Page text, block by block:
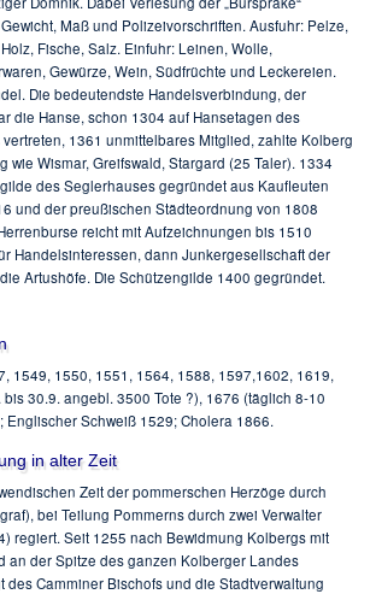
Maß und Polizeivorschriften. Ausfuhr: Pelze,
Fische, Salz. Einfuhr: Leinen, Wolle,
Gewürze, Wein, Südfrüchte und Leckereien.
Die bedeutendste Handelsverbindung, der
die Hanse, schon 1304 auf Hansetagen des
1361 unmittelbares Mitglied, zahlte Kolberg
wie Wismar, Greifswald, Stargard (25 Taler). 1334
des Seglerhauses gegründet aus Kaufleuten
und der preußischen Städteordnung von 1808
reicht mit Aufzeichnungen bis 1510
Handelsinteressen, dann Junkergesellschaft der
Artushöfe. Die Schützengilde 1400 gegründet.
1549, 1550, 1551, 1564, 1588, 1597,1602, 1619,
30.9. angebl. 3500 Tote ?), 1676 (täglich 8-10
Englischer Schweiß 1529; Cholera 1866.
in alter Zeit
Zeit der pommerschen Herzöge durch
bei Teilung Pommerns durch zwei Verwalter
regiert. Seit 1255 nach Bewidmung Kolbergs mit
an der Spitze des ganzen Kolberger Landes
des Camminer Bischofs und die Stadtverwaltung